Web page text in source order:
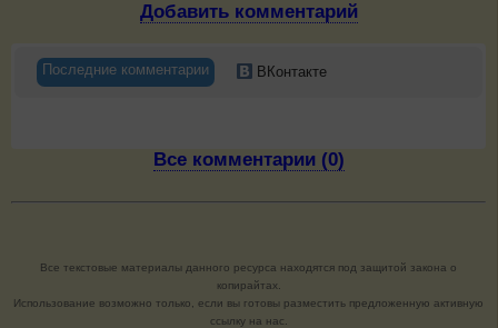
Добавить комментарий
Последние комментарии ВКонтакте
Все комментарии (0)
Все текстовые материалы данного ресурса находятся под защитой закона о
копирайтах.
Использование возможно только, если вы готовы разместить предложенную активную
ссылку на нас.